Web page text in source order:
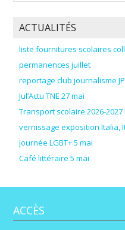
ACTUALITÉS
liste fournitures scolaires
permanences juillet
reportage club journalisme
Jul’Actu TNE 27 mai
Transport scolaire 2026-2027
vernissage exposition Italia,
journée LGBT+ 5 mai
Café littéraire 5 mai
ACCÈS